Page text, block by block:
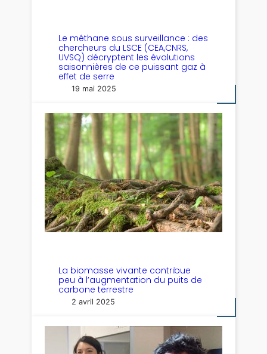
Le méthane sous surveillance : des
chercheurs du LSCE (CEA,CNRS,
UVSQ) décryptent les évolutions
saisonnières de ce puissant gaz à
effet de serre
19 mai 2025
La biomasse vivante contribue
peu à l’augmentation du puits de
carbone terrestre
2 avril 2025